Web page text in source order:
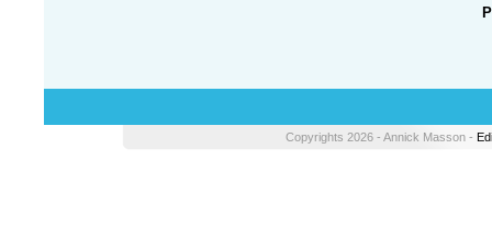
Copyrights 2026 - Annick Masson -